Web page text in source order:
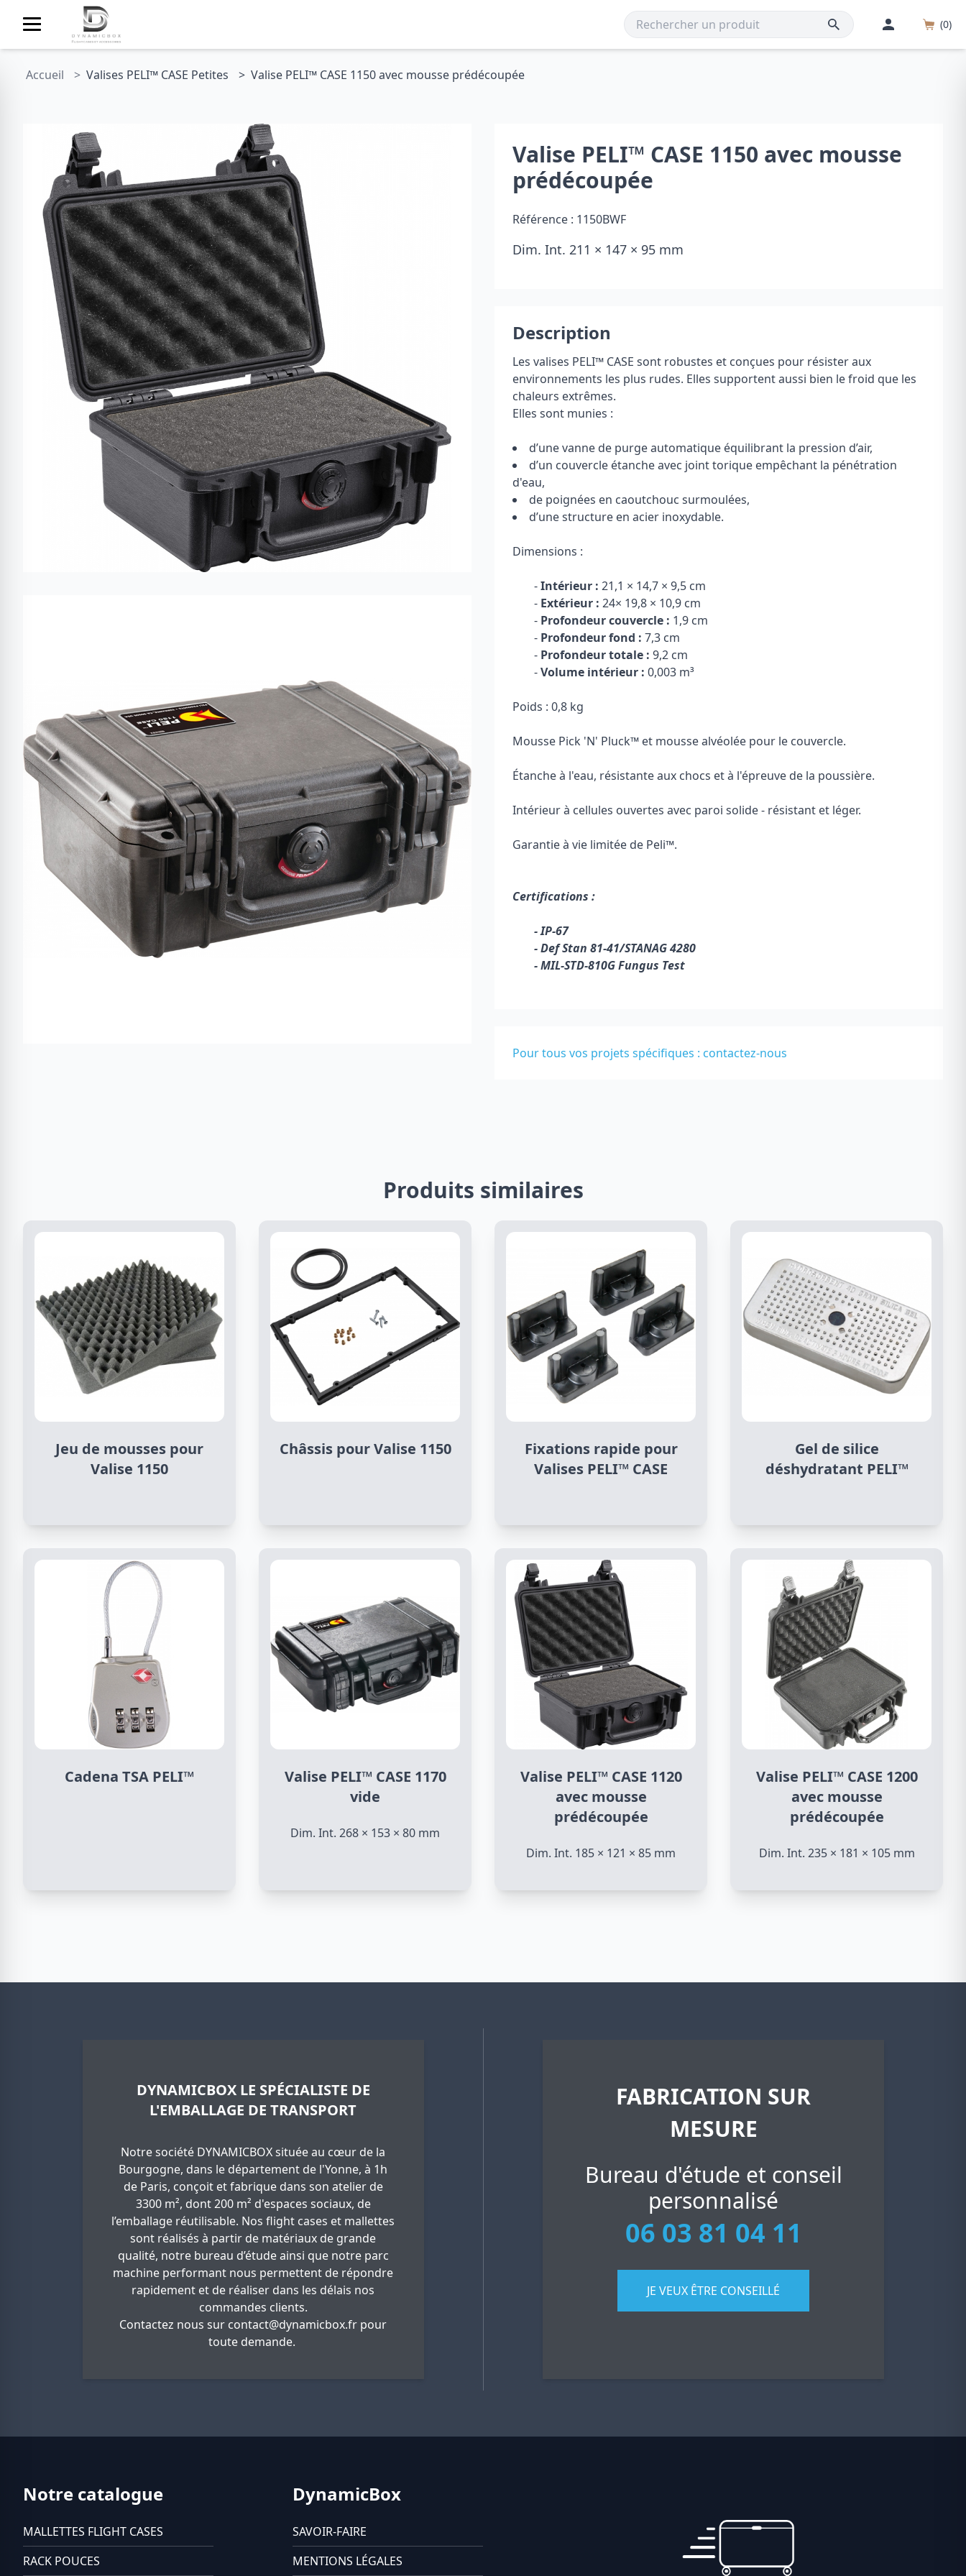
(0)
Accueil Valises PELI™ CASE Petites Valise PELI™ CASE 1150 avec mousse prédécoupée
Valise PELI™ CASE 1150 avec mousse
prédécoupée
Référence : 1150BWF
Dim. Int. 211 × 147 × 95 mm
Description
Les valises PELI™ CASE sont robustes et conçues pour résister aux
environnements les plus rudes. Elles supportent aussi bien le froid que les
chaleurs extrêmes.
Elles sont munies :
d’une vanne de purge automatique équilibrant la pression d’air,
d’un couvercle étanche avec joint torique empêchant la pénétration
d'eau,
de poignées en caoutchouc surmoulées,
d’une structure en acier inoxydable.
Dimensions :
-Intérieur : 21,1 × 14,7 × 9,5 cm
- Extérieur : 24× 19,8 × 10,9 cm
- Profondeur couvercle : 1,9 cm
- Profondeur fond : 7,3 cm
- Profondeur totale : 9,2 cm
-Volume intérieur : 0,003 m³
Poids : 0,8 kg
Mousse Pick 'N' Pluck™ et mousse alvéolée pour le couvercle.
Étanche à l'eau, résistante aux chocs et à l'épreuve de la poussière.
Intérieur à cellules ouvertes avec paroi solide - résistant et léger.
Garantie à vie limitée de Peli™.
Certifications :
- IP-67
- Def Stan 81-41/STANAG 4280
- MIL-STD-810G Fungus Test
Pour tous vos projets spécifiques : contactez-nous
Produits similaires
Jeu de mousses pour
Valise 1150
Châssis pour Valise 1150
Fixations rapide pour
Valises PELI™ CASE
Gel de silice
déshydratant PELI™
Cadena TSA PELI™
Valise PELI™ CASE 1170
vide
Dim. Int. 268 × 153 × 80 mm
Valise PELI™ CASE 1120
avec mousse
prédécoupée
Dim. Int. 185 × 121 × 85 mm
Valise PELI™ CASE 1200
avec mousse
prédécoupée
Dim. Int. 235 × 181 × 105 mm
DYNAMICBOX LE SPÉCIALISTE DE
L'EMBALLAGE DE TRANSPORT
Notre société DYNAMICBOX située au cœur de la
Bourgogne, dans le département de l'Yonne, à 1h
de Paris, conçoit et fabrique dans son atelier de
3300 m², dont 200 m² d'espaces sociaux, de
l’emballage réutilisable. Nos flight cases et mallettes
sont réalisés à partir de matériaux de grande
qualité, notre bureau d’étude ainsi que notre parc
machine performant nous permettent de répondre
rapidement et de réaliser dans les délais nos
commandes clients.
Contactez nous sur contact@dynamicbox.fr pour
toute demande.
FABRICATION SUR
MESURE
Bureau d'étude et conseil
personnalisé
06 03 81 04 11
JE VEUX ÊTRE CONSEILLÉ
Notre catalogue
MALLETTES FLIGHT CASES
RACK POUCES
DynamicBox
SAVOIR-FAIRE
MENTIONS LÉGALES